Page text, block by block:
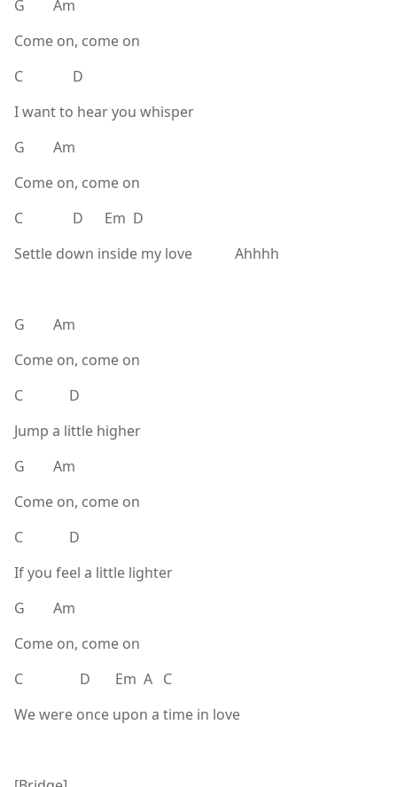
G Am
Come on, come on
C D
I want to hear you whisper
G Am
Come on, come on
C D Em D
Settle down inside my love Ahhhh
G Am
Come on, come on
C D
Jump a little higher
G Am
Come on, come on
C D
If you feel a little lighter
G Am
Come on, come on
C D Em A C
We were once upon a time in love